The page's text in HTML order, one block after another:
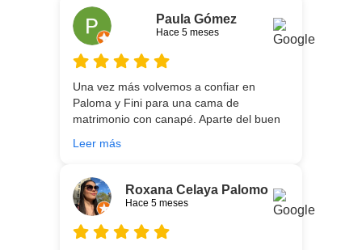
canapé, una entrega rapidísima y fácil
comunicación con los repartidores que lo
traen y montan :) encantada
Paula Gómez
Hace 5 meses
Una vez más volvemos a confiar en
Paloma y Fini para una cama de
matrimonio con canapé. Aparte del buen
personalizando totalmente las
agradables y tan cercanas que la
experiencia es fantástica. Puntualizar
también que los chicos que nos trajeron y
montaron todo lo hicieron perfectamente,
Leer más
Roxana Celaya Palomo
Hace 5 meses